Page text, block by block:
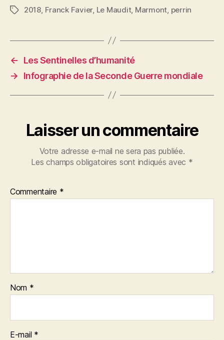
Étiquettes
2018 Franck Favier, Le Maudit, Marmont perrin
←
Les Sentinelles d’humanité
→
Infographie de la Seconde Guerre mondiale
Laisser un commentaire
Votre adresse e-mail ne sera pas publiée.
Les champs obligatoires sont indiqués avec *
Commentaire *
Nom *
E-mail *